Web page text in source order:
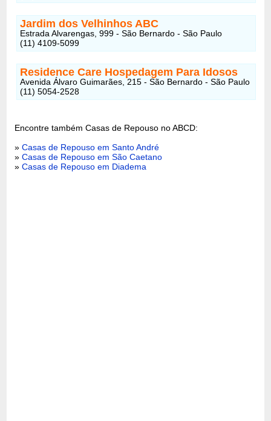
Jardim dos Velhinhos ABC
Estrada Alvarengas, 999 - São Bernardo - São Paulo
(11) 4109-5099
Residence Care Hospedagem Para Idosos
Avenida Álvaro Guimarães, 215 - São Bernardo - São Paulo
(11) 5054-2528
Encontre também Casas de Repouso no ABCD:
»Casas de Repouso em Santo André
»Casas de Repouso em São Caetano
»Casas de Repouso em Diadema